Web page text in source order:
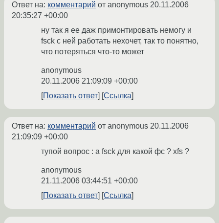
Ответ на: комментарий от anonymous 20.11.2006
20:35:27 +00:00
ну так я ее даж примонтировать немогу и
fsck с ней работать нехочет, так то понятно,
что потеряться что-то может
anonymous
20.11.2006 21:09:09 +00:00
Показать ответ
Ссылка
Ответ на: комментарий от anonymous 20.11.2006
21:09:09 +00:00
тупой вопрос : а fsck для какой фс ? xfs ?
anonymous
21.11.2006 03:44:51 +00:00
Показать ответ
Ссылка